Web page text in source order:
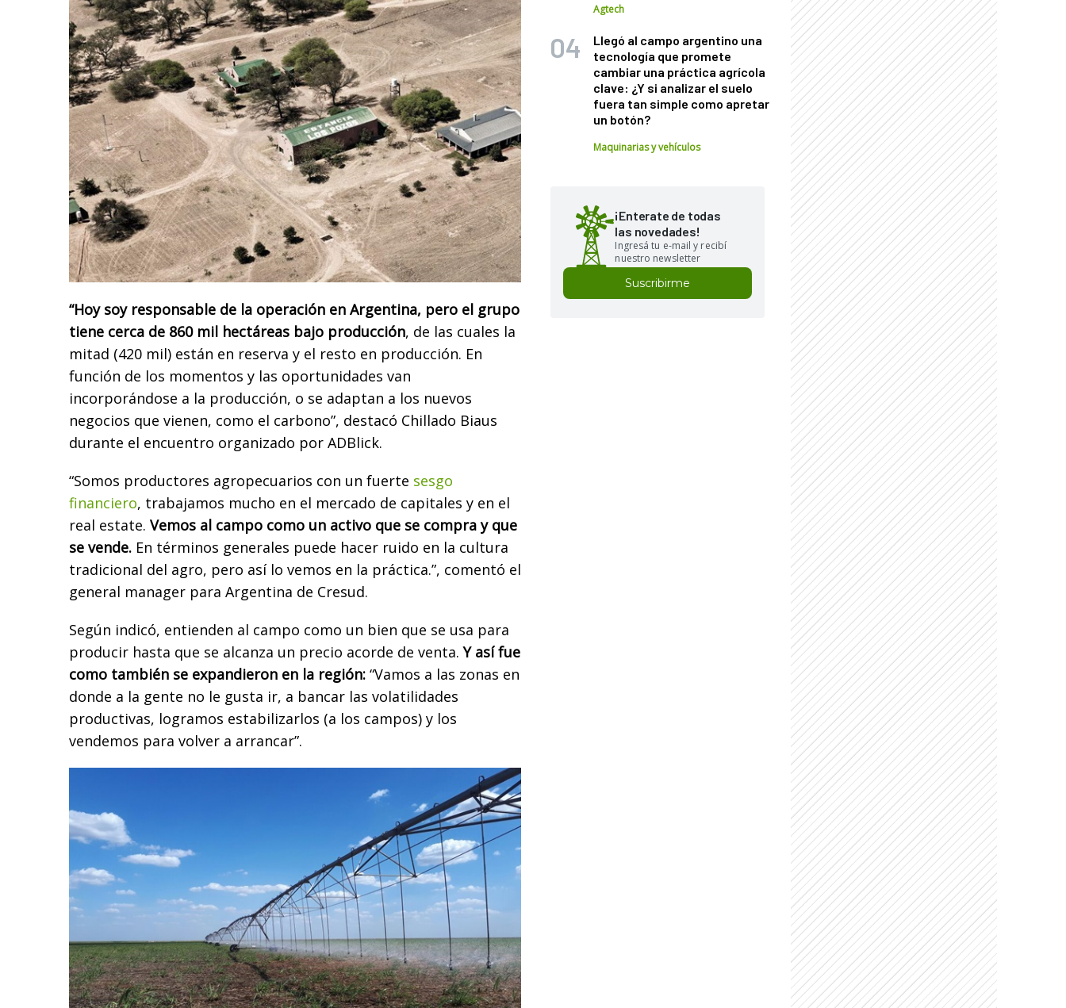
“Hoy soy responsable de la operación en Argentina, pero el grupo
tiene cerca de 860 mil hectáreas bajo producción, de las cuales la
mitad (420 mil) están en reserva y el resto en producción. En
función de los momentos y las oportunidades van
incorporándose a la producción, o se adaptan a los nuevos
negocios que vienen, como el carbono”, destacó Chillado Biaus
durante el encuentro organizado por ADBlick.
“Somos productores agropecuarios con un fuerte sesgo
financiero, trabajamos mucho en el mercado de capitales y en el
real estate. Vemos al campo como un activo que se compra y que
se vende. En términos generales puede hacer ruido en la cultura
tradicional del agro, pero así lo vemos en la práctica.”, comentó el
general manager para Argentina de Cresud.
Según indicó, entienden al campo como un bien que se usa para
producir hasta que se alcanza un precio acorde de venta. Y así fue
como también se expandieron en la región: “Vamos a las zonas en
donde a la gente no le gusta ir, a bancar las volatilidades
productivas, logramos estabilizarlos (a los campos) y los
vendemos para volver a arrancar”.
Agtech
Llegó al campo argentino una
tecnología que promete
cambiar una práctica agrícola
clave: ¿Y si analizar el suelo
fuera tan simple como apretar
un botón?
Maquinarias y vehículos
¡Enterate de todas
las novedades!
Ingresá tu e-mail y recibí
nuestro newsletter
Suscribirme